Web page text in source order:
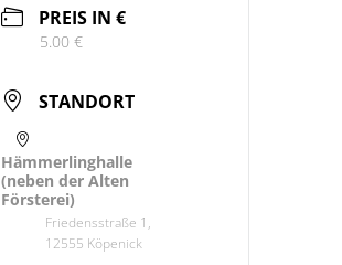
PREIS IN €
5.00 €
STANDORT
Hämmerlinghalle
(neben der Alten
Försterei)
Friedensstraße 1,
12555 Köpenick